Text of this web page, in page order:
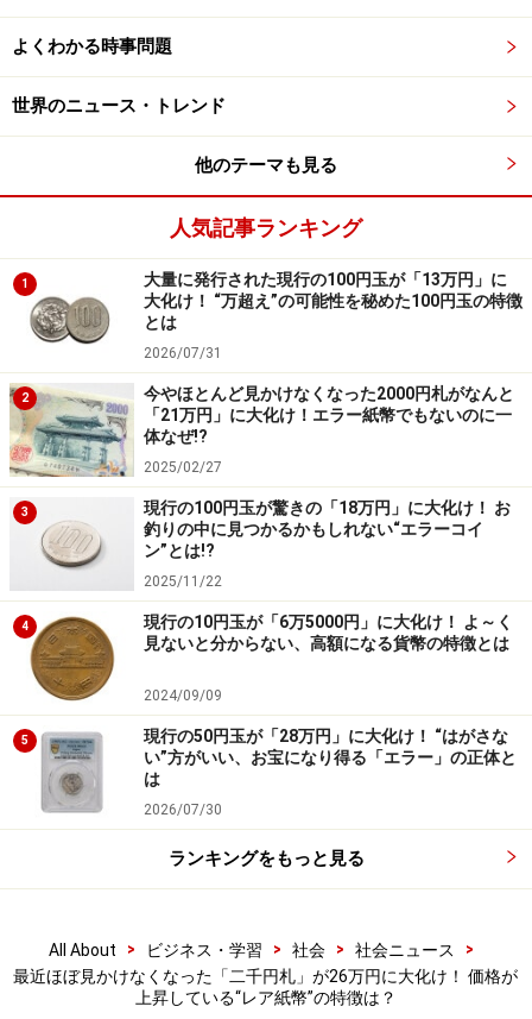
よくわかる時事問題
世界のニュース・トレンド
他のテーマも見る
人気記事ランキング
1
大量に発行された現行の100円玉が「13万円」に
大化け！ “万超え”の可能性を秘めた100円玉の特徴
とは
2026/07/31
2
今やほとんど見かけなくなった2000円札がなんと
「21万円」に大化け！エラー紙幣でもないのに一
体なぜ!?
2025/02/27
3
現行の100円玉が驚きの「18万円」に大化け！ お
釣りの中に見つかるかもしれない“エラーコイ
ン”とは!?
2025/11/22
4
現行の10円玉が「6万5000円」に大化け！ よ～く
見ないと分からない、高額になる貨幣の特徴とは
2024/09/09
5
現行の50円玉が「28万円」に大化け！ “はがさな
い”方がいい、お宝になり得る「エラー」の正体と
は
2026/07/30
ランキングをもっと見る
All About > ビジネス・学習 > 社会 > 社会ニュース
>
最近ほぼ見かけなくなった「二千円札」が26万円に大化け！ 価格が
上昇している“レア紙幣”の特徴は？